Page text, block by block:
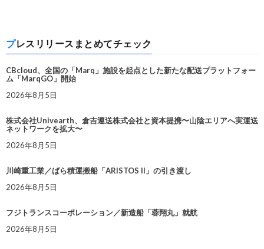
プレスリリースまとめてチェック
CBcloud、全国の「Marq」施設を起点とした新たな配送プラットフォー
ム「MarqGO」開始
2026年8月5日
株式会社Univearth、倉吉運送株式会社と資本提携〜山陰エリアへ実運送
ネットワークを拡大〜
2026年8月5日
川崎重工業／ばら積運搬船「ARISTOS II」の引き渡し
2026年8月5日
フジトランスコーポレーション／新造船「蓉翔丸」就航
2026年8月5日